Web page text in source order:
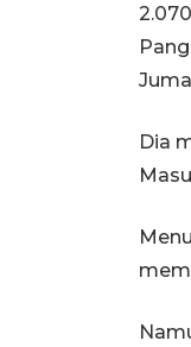
Dia